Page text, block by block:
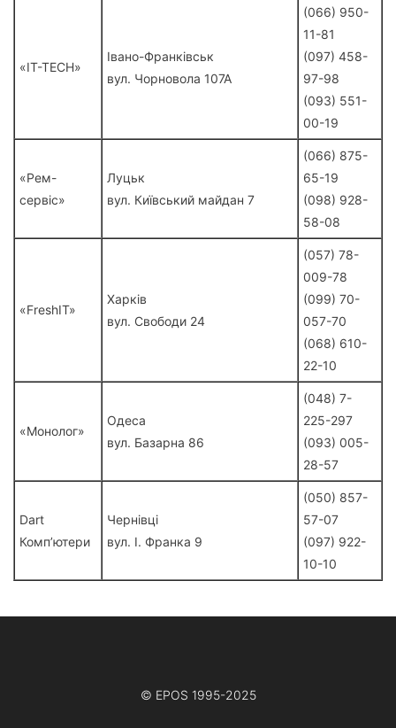
«IT-TECH»
Івано-Франківськ
вул. Чорновола 107А
(066) 950-
11-81
(097) 458-
97-98
(093) 551-
00-19
«Рем-
сервіс»
Луцьк
вул. Київський майдан 7
(066) 875-
65-19
(098) 928-
58-08
«FreshIT»
Харків
вул. Свободи 24
(057) 78-
009-78
(099) 70-
057-70
(068) 610-
22-10
«Монолог»
Одеса
вул. Базарна 86
(048) 7-
225-297
(093) 005-
28-57
Dart
Комп’ютери
Чернівці
вул. І. Франка 9
(050) 857-
57-07
(097) 922-
10-10
© EPOS 1995-2025